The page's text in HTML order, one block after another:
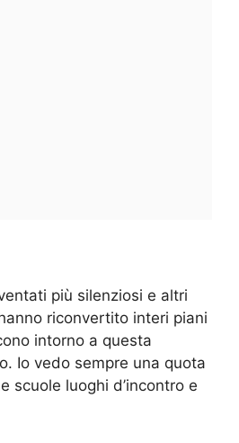
più silenziosi e altri
riconvertito interi piani
intorno a questa
Io vedo sempre una quota
scuole luoghi d’incontro e